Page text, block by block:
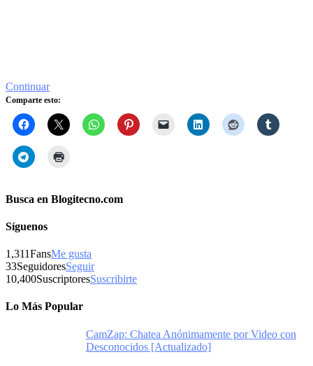
Continuar
Comparte esto:
Busca en Blogitecno.com
Síguenos
1,311FansMe gusta
33SeguidoresSeguir
10,400SuscriptoresSuscribirte
Lo Más Popular
CamZap: Chatea Anónimamente por Video con
Desconocidos [Actualizado]